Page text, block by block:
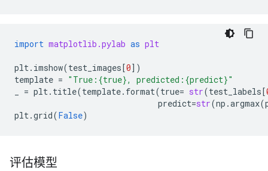
import matplotlib.pylab as plt
plt. imshow(test_images[0])
template = "True: {true}, predicted: {predict}"
= plt. title(template. format(true= str(test_labels[
predict=str(np .argmax(
plt.grid(False)
评估模型